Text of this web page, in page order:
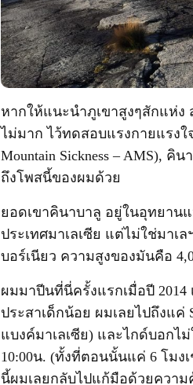
หากให้แนะนำภูเขาสูงๆสักแห่ง
ไม่มาก ไว้ทดสอบแรงกายแรงใ
Mountain Sickness – AMS),
ถึงโพสนี้ของผมด้วย
ยอดเขาคินาบาลู อยู่ในอุทยานแ
ประเทศมาเลเซีย แต่ไม่ใช่มาเ
บอร์เนียว ความสูงของมันคือ
ผมมาปีนที่นี่ครั้งแรกเมื่อปี
ประสาเด็กน้อย ผมเลยไปถึงแ
แบงค์มาเลเซีย) และไกด์บอกไ
10:00น. (ทั้งที่ตอนนั้นแค่ 6 โม
นี้ผมเลยกลับไปแก้มือด้วยความ